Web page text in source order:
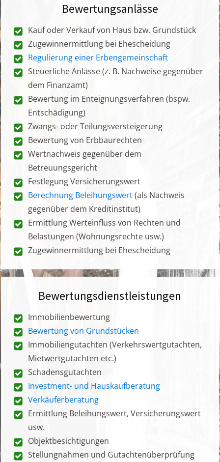
Bewertungsanlässe
Kauf oder Verkauf von Haus bzw. Grundstück
Zugewinnermittlung bei Ehescheidung
Regulierung einer Erbengemeinschaft
Steuerliche Anlässe (z. B. Nachweise gegenüber
dem Finanzamt)
Bewertung im Enteignungsverfahren (bspw.
Entschädigung)
Zwangs- oder Teilungsversteigerung
Bewertung von Erbbaurechten
Wertnachweis gegenüber dem
Betreuungsgericht
Festlegung Versicherungswert
Berechnung Beleihungswert(als Nachweis
gegenüber dem Kreditinstitut)
Ermittlung Werteinfluss von Rechten und
Belastungen (Wohnungsrechte usw.)
Zugewinnermittlung bei Ehescheidung
Bewertungsdienstleistungen
Immobilienbewertung
Bewertung von Grundstücken
Immobiliengutachten (Verkehrswertgutachten,
Mietwertgutachten etc.)
Schadensgutachten
Investment- und Hauskaufberatung
Verkäuferberatung
Ermittlung Beleihungswert, Versicherungswert
usw.
Objektbesichtigungen
Stellungnahmen und Gutachtenüberprüfung